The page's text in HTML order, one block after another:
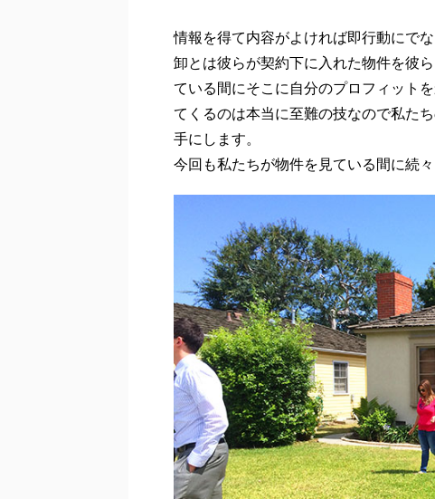
情報を得て内容がよければ即行動にで
卸とは彼らが契約下に入れた物件を彼
ている間にそこに自分のプロフィット
てくるのは本当に至難の技なので私た
手にします。
今回も私たちが物件を見ている間に続